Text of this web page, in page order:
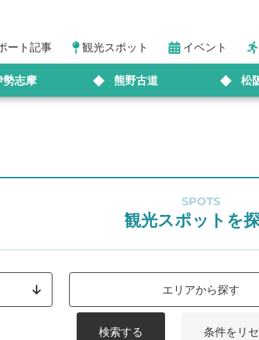
ート記事 観光スポット イベント
勢志摩 熊野古道 松
SPOTS
観光スポットを
エリアから探す
検索する 条件をリ